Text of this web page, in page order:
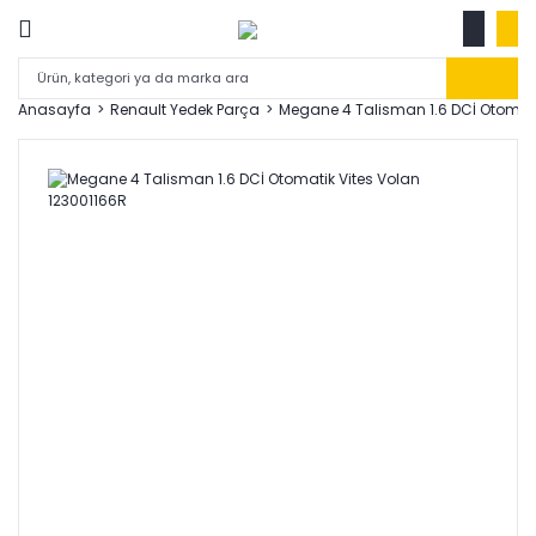
Anasayfa Renault Yedek Parça Megane 4 Talisman 1.6 DCİ